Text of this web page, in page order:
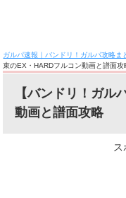
ガルパ速報｜バンドリ！ガルパ攻略ま
束のEX・HARDフルコン動画と譜面攻
【バンドリ！ガル
動画と譜面攻略